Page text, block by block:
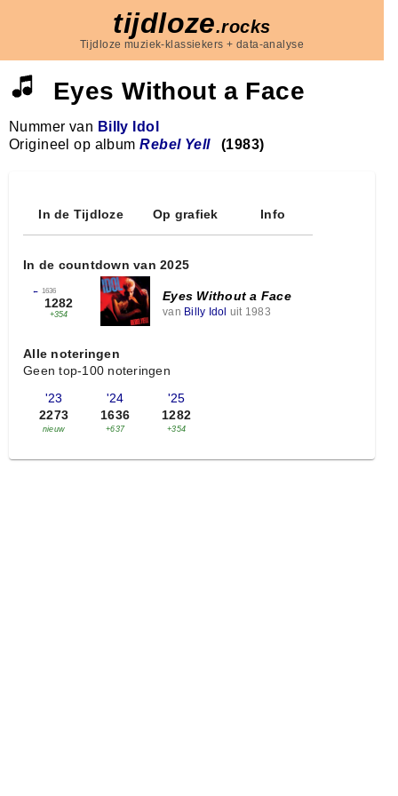
tijdloze.rocks
Tijdloze muziek-klassiekers + data-analyse
Eyes Without a Face
Nummer van Billy Idol
Origineel op albumRebel Yell (1983)
In de Tijdloze Op grafiek Info
In de countdown van 2025
← 1636
1282
+354
Eyes Without a Face
van Billy Idol uit 1983
Alle noteringen
Geen top-100 noteringen
'23
2273
nieuw
'24
1636
+637
'25
1282
+354